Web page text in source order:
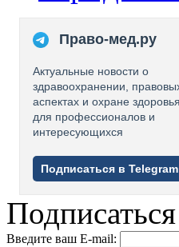
Право-мед.ру
Актуальные новости о
здравоохранении,
аспектах и охране здоровья
для профессионалов и
интересующихся
Подписаться в Telegram
Введите ваш E-mail: